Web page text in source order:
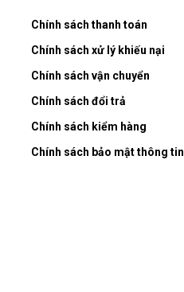
Chính sách thanh toán
Chính sách xử lý khiếu nại
Chính sách vận chuyển
Chính sách đổi trả
Chính sách kiểm hàng
Chính sách bảo mật thông tin